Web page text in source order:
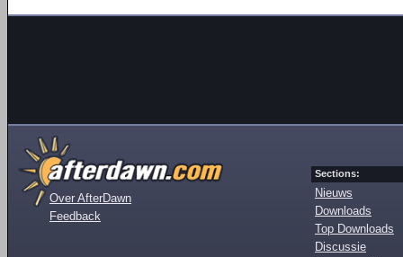
Over AfterDawn
Feedback
Sections:
Nieuws
Downloads
Top Downloads
Discussie